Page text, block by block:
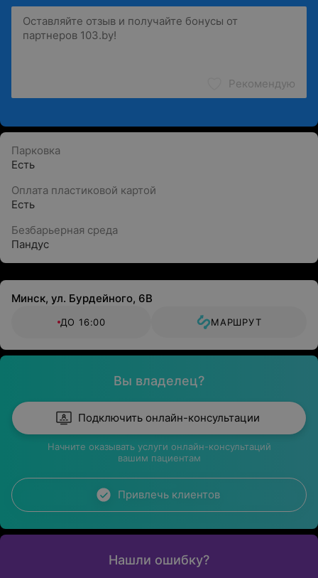
Рекомендую
Парковка
Есть
Оплата пластиковой картой
Есть
Безбарьерная среда
Пандус
Минск, ул. Бурдейного, 6В
ДО 16:00 МАРШРУТ
Вы владелец?
Подключить онлайн-консультации
Начните оказывать услуги онлайн-консультаций
вашим пациентам
Привлечь клиентов
Нашли ошибку?